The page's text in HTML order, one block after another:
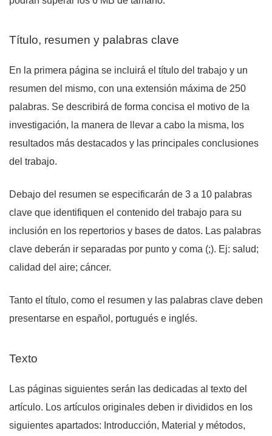
Título, resumen y palabras clave
En la primera página se incluirá el título del trabajo y un
resumen del mismo, con una extensión máxima de 250
palabras. Se describirá de forma concisa el motivo de la
investigación, la manera de llevar a cabo la misma, los
resultados más destacados y las principales conclusiones
del trabajo.
Debajo del resumen se especificarán de 3 a 10 palabras
clave que identifiquen el contenido del trabajo para su
inclusión en los repertorios y bases de datos. Las palabras
clave deberán ir separadas por punto y coma (;). Ej: salud;
calidad del aire; cáncer.
Tanto el título, como el resumen y las palabras clave deben
presentarse en español, portugués e inglés.
Texto
Las páginas siguientes serán las dedicadas al texto del
artículo. Los artículos originales deben ir divididos en los
siguientes apartados: Introducción, Material y métodos,